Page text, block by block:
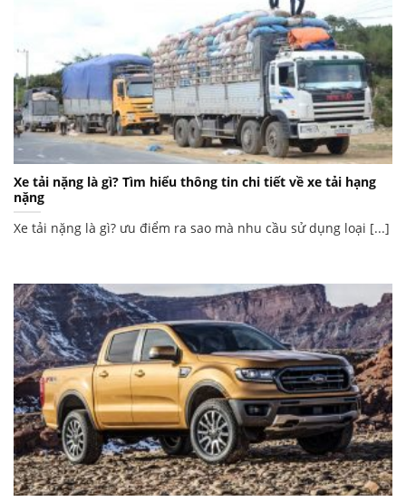
Xe tải nặng là gì? Tìm hiểu thông tin chi tiết về xe tải hạng
nặng
Xe tải nặng là gì? ưu điểm ra sao mà nhu cầu sử dụng loại [...]